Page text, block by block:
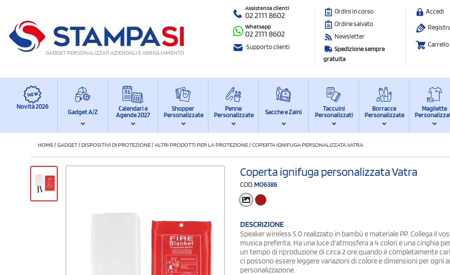
GADGET PERSONALIZZATI AZIENDALI E ABBIGLIAMENTO
Assistenza clienti
02 2111 8602
Whatsapp
02 2111 8602
Supporto clienti
Ordini in corso
Ordine salvato
Newsletter
Spedizione sempre
gratuita
Accedi
Carrello
Novità 2026
Gadget A/Z
Calendari e
Agende 2027
Shopper
Personalizzate
Penne
Personalizzate
Sacche e Zaini
Taccuini
Personalizzati
Borracce
Personalizzate
Magliette
HOME/GADGET/DISPOSITIVI DI PROTEZIONE/ALTRI PRODOTTI PER LA PROTEZIONE/COPERTA IGNIFUGA PERSONALIZZATA VATRA
Coperta ignifuga personalizzata Vatra
COD. MO6386
DESCRIZIONE
Speaker wireless 5.0 realizzato in bambù e materiale PP. Collega il
musica preferita. Ha una luce d'atmosfera a 4 colori e una cinghia
un tempo di riproduzione di circa 2 ore quando è completamente
ci possono essere leggere variazioni di colore e dimensioni per
personalizzazione.